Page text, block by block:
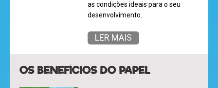
as condições ideais para o seu
desenvolvimento.
LER MAIS
OS BENEFÍCIOS DO PAPEL